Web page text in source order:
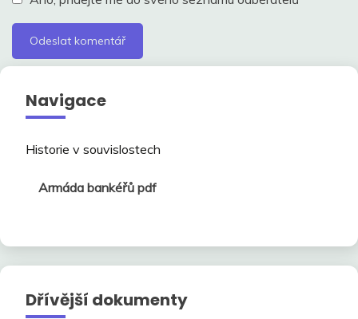
Navigace
Historie v souvislostech
Armáda bankéřů pdf
Dřívější dokumenty